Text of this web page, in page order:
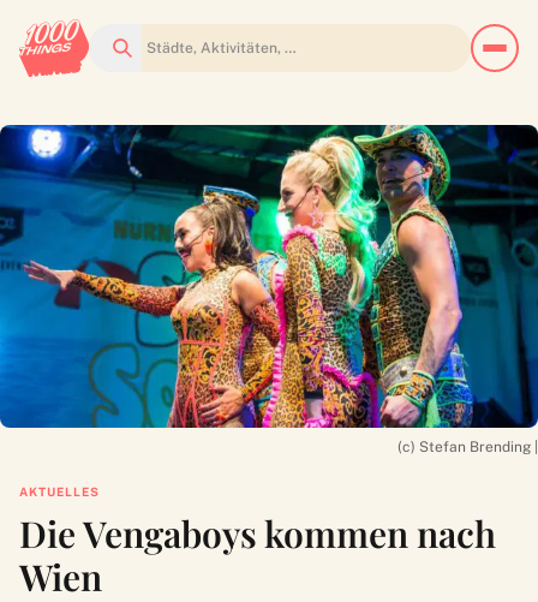
Suchen
(c) Stefan Brending |
AKTUELLES
Die Vengaboys kommen nach
Wien